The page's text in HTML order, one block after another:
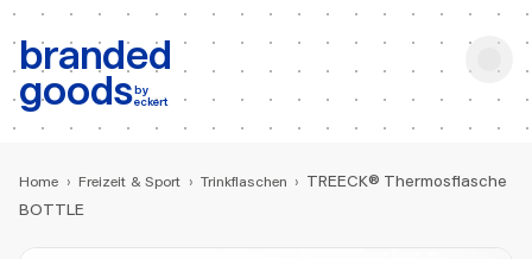
branded
goodsby
eckert
b: Produktsuche
Home › Freizeit & Sport › Trinkflaschen › TREECK® Thermosflasche
BOTTLE